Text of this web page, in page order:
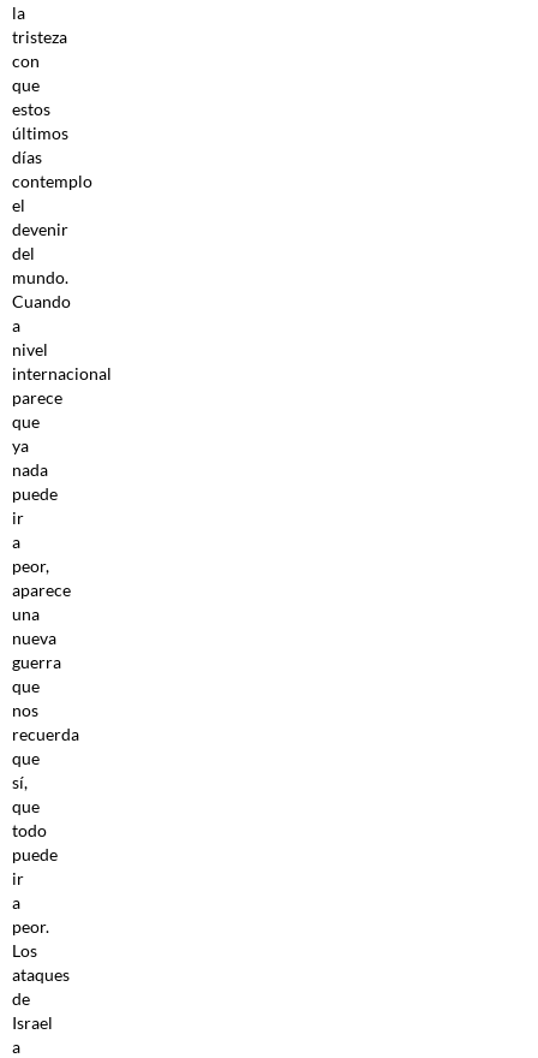
la
tristeza
con
que
estos
últimos
días
contemplo
el
devenir
del
mundo.
Cuando
a
nivel
internacional
parece
que
ya
nada
puede
ir
a
peor,
aparece
una
nueva
guerra
que
nos
recuerda
que
sí,
que
todo
puede
ir
a
peor.
Los
ataques
de
Israel
a